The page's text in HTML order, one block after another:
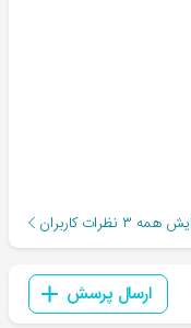
همه ۳ نظرات کاربران
ارسال پرسش